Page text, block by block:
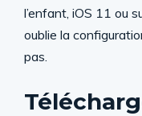
l’enfant, iOS 11 ou
oublie la
pas.